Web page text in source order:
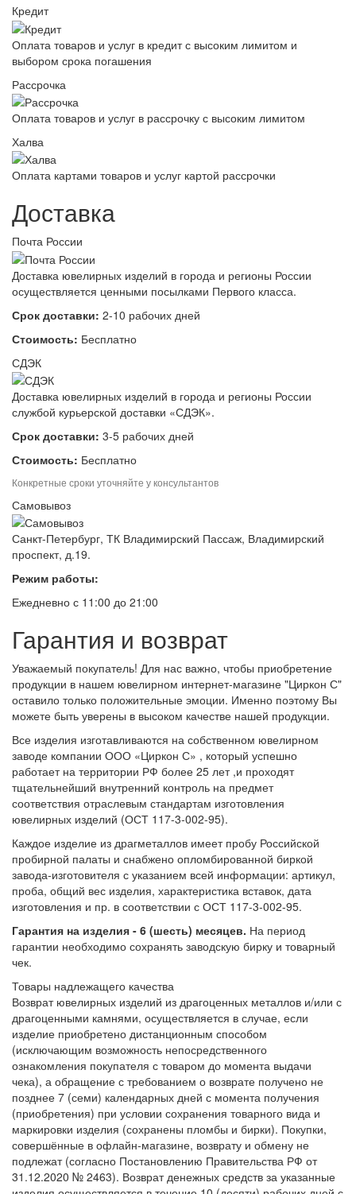
Кредит
Оплата товаров и услуг в кредит с высоким лимитом и
выбором срока погашения
Рассрочка
Оплата товаров и услуг в рассрочку с высоким лимитом
Халва
Оплата картами товаров и услуг картой рассрочки
Доставка
Почта России
Доставка ювелирных изделий в города и регионы России
осуществляется ценными посылками Первого класса.
Срок доставки: 2-10 рабочих дней
Стоимость: Бесплатно
СДЭК
Доставка ювелирных изделий в города и регионы России
службой курьерской доставки «СДЭК».
Срок доставки: 3-5 рабочих дней
Стоимость: Бесплатно
Конкретные сроки уточняйте у консультантов
Самовывоз
Санкт-Петербург, ТК Владимирский Пассаж, Владимирский
проспект, д.19.
Режим работы:
Ежедневно с 11:00 до 21:00
Гарантия и возврат
Уважаемый покупатель! Для нас важно, чтобы приобретение
продукции в нашем ювелирном интернет-магазине "Циркон С"
оставило только положительные эмоции. Именно поэтому Вы
можете быть уверены в высоком качестве нашей продукции.
Все изделия изготавливаются на собственном ювелирном
заводе компании ООО «Циркон С» , который успешно
работает на территории РФ более 25 лет ,и проходят
тщательнейший внутренний контроль на предмет
соответствия отраслевым стандартам изготовления
ювелирных изделий (ОСТ 117-3-002-95).
Каждое изделие из драгметаллов имеет пробу Российской
пробирной палаты и снабжено опломбированной биркой
завода-изготовителя с указанием всей информации: артикул,
проба, общий вес изделия, характеристика вставок, дата
изготовления и пр. в соответствии с ОСТ 117-3-002-95.
Гарантия на изделия - 6 (шесть) месяцев. На период
гарантии необходимо сохранять заводскую бирку и товарный
чек.
Товары надлежащего качества
Возврат ювелирных изделий из драгоценных металлов и/или с
драгоценными камнями, осуществляется в случае, если
изделие приобретено дистанционным способом
(исключающим возможность непосредственного
ознакомления покупателя с товаром до момента выдачи
чека), а обращение с требованием о возврате получено не
позднее 7 (семи) календарных дней с момента получения
(приобретения) при условии сохранения товарного вида и
маркировки изделия (сохранены пломбы и бирки). Покупки,
совершённые в офлайн-магазине, возврату и обмену не
подлежат (согласно Постановлению Правительства РФ от
31.12.2020 № 2463). Возврат денежных средств за указанные